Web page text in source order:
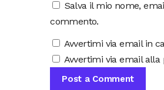
Salva il mio nome,
commento.
Avvertimi via email in
Avvertimi via email